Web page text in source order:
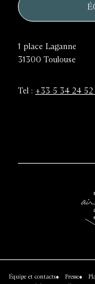
1 place Laganne
31300 Toulouse
Tel : +33 5 34 24 52
Équipe et contacts Presse